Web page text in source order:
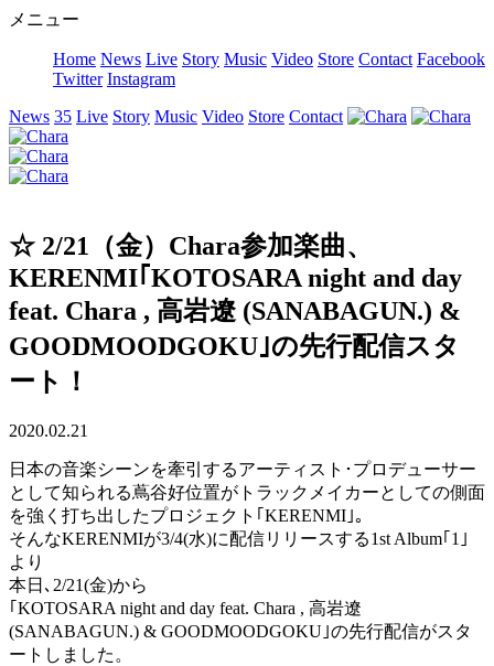
メニュー
Home News Live Story Music Video Store Contact Facebook
Twitter Instagram
News 35 Live Story Music Video Store Contact
☆ 2/21（金）Chara参加楽曲、
KERENMI｢KOTOSARA night and day
feat. Chara , 高岩遼 (SANABAGUN.) &
GOODMOODGOKU｣の先行配信スタ
ート！
2020.02.21
日本の音楽シーンを牽引するアーティスト･プロデューサー
として知られる蔦谷好位置がトラックメイカーとしての側面
を強く打ち出したプロジェクト｢KERENMI｣｡
そんなKERENMIが3/4(水)に配信リリースする1st Album｢1｣
より
本日､2/21(金)から
｢KOTOSARA night and day feat. Chara , 高岩遼
(SANABAGUN.) & GOODMOODGOKU｣の先行配信がスタ
ートしました。